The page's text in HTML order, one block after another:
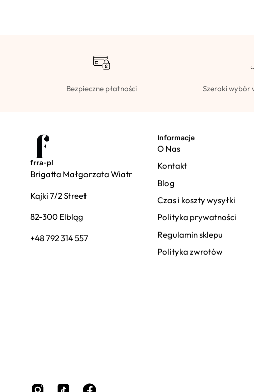
Bezpieczne płatności Szeroki wybór
frra-pl
Brigatta Małgorzata Wiatr
Kajki 7/2 Street
82-300 Elbląg
+48 792 314 557
Informacje
O Nas
Kontakt
Blog
Czas i koszty wysyłki
Polityka prywatności
Regulamin sklepu
Polityka zwrotów